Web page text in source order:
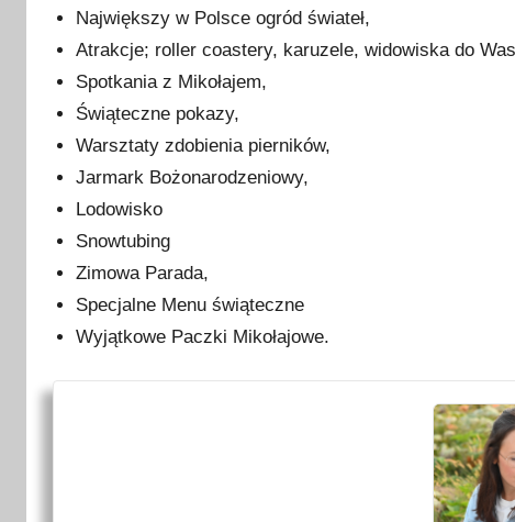
Największy w Polsce ogród świateł,
Atrakcje; roller coastery, karuzele, widowiska do
Spotkania z Mikołajem,
Świąteczne pokazy,
Warsztaty zdobienia pierników,
Jarmark Bożonarodzeniowy,
Lodowisko
Snowtubing
Zimowa Parada,
Specjalne Menu świąteczne
Wyjątkowe Paczki Mikołajowe.